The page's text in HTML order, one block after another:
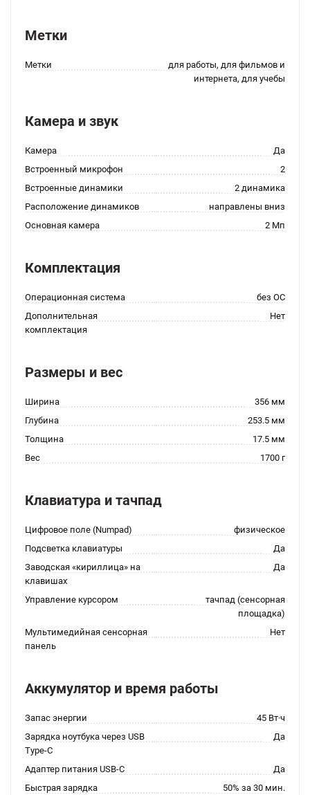
Метки
Метки
для работы, для фильмов и
интернета, для учебы
Камера и звук
Камера
Да
Встроенный микрофон
2
Встроенные динамики
2 динамика
Расположение динамиков
направлены вниз
Основная камера
2 Мп
Комплектация
Операционная система
без ОС
Дополнительная
комплектация
Нет
Размеры и вес
Ширина
356 мм
Глубина
253.5 мм
Толщина
17.5 мм
Вес
1700 г
Клавиатура и тачпад
Цифровое поле (Numpad)
физическое
Подсветка клавиатуры
Да
Заводская «кириллица» на
клавишах
Да
Управление курсором
тачпад (сенсорная
площадка)
Мультимедийная сенсорная
панель
Нет
Аккумулятор и время работы
Запас энергии
45 Вт·ч
Зарядка ноутбука через USB
Type-C
Да
Адаптер питания USB-C
Да
Быстрая зарядка
50% за 30 мин.